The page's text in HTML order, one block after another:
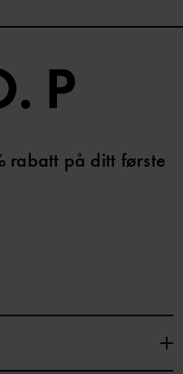
rabatt på ditt første